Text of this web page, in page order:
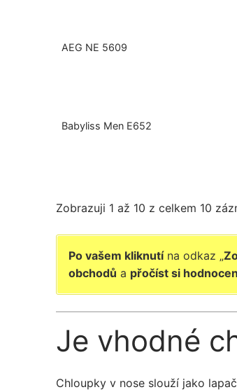
AEG NE 5609
Babyliss Men E652
Zobrazuji 1 až 10 z celkem 10
Po vašem kliknutína odkaz „
obchodů a přočíst si
Je vhodné
Chloupky v nose slouží jako